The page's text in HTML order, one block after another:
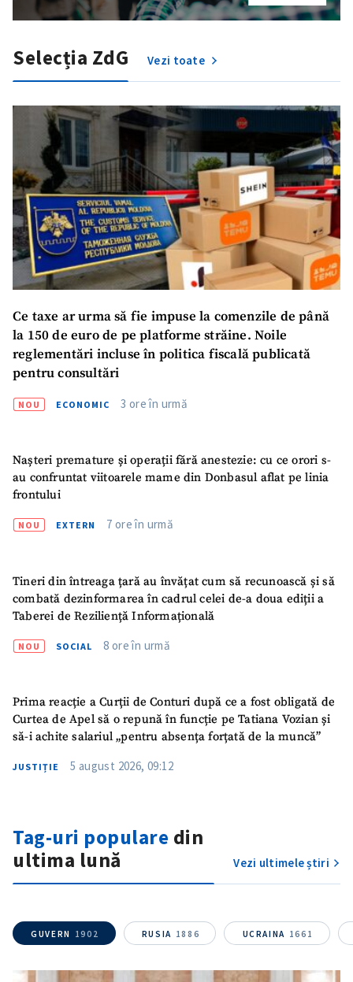
Selecția ZdG Vezi toate
Ce taxe ar urma să fie impuse la comenzile de până
la 150 de euro de pe platforme străine. Noile
reglementări incluse în politica fiscală publicată
pentru consultări
NOU ECONOMIC 3 ore în urmă
Nașteri premature și operații fără anestezie: cu ce orori s-
au confruntat viitoarele mame din Donbasul aflat pe linia
frontului
NOU EXTERN 7 ore în urmă
Tineri din întreaga țară au învățat cum să recunoască și să
combată dezinformarea în cadrul celei de-a doua ediții a
Taberei de Reziliență Informațională
NOU SOCIAL 8 ore în urmă
Prima reacție a Curții de Conturi după ce a fost obligată de
Curtea de Apel să o repună în funcție pe Tatiana Vozian și
să-i achite salariul „pentru absența forțată de la muncă”
JUSTIȚIE 5 august 2026, 09:12
Tag-uri populare din
ultima lună
Vezi ultimele știri
GUVERN 1902 RUSIA 1886 UCRAINA 1661
ȘTIREA MEA